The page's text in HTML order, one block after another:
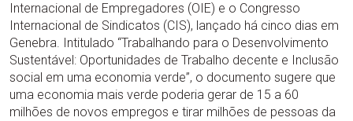
Internacional de Empregadores (OIE) e o Congresso
Internacional de Sindicatos (CIS), lançado há cinco dias em
Genebra. Intitulado “Trabalhando para o Desenvolvimento
Sustentável: Oportunidades de Trabalho decente e Inclusão
social em uma economia verde”, o documento sugere que
uma economia mais verde poderia gerar de 15 a 60
milhões de novos empregos e tirar milhões de pessoas da